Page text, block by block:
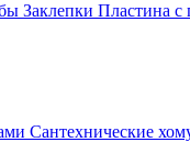
Заклепки Пластина с
Сантехнические